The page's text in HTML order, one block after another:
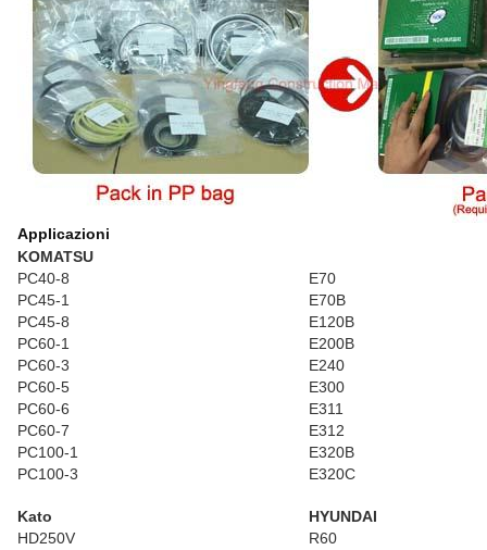
Applicazioni
KOMATSU
PC40-8
E70
PC45-1
E70B
PC45-8
E120B
PC60-1
E200B
PC60-3
E240
PC60-5
E300
PC60-6
E311
PC60-7
E312
PC100-1
E320B
PC100-3
E320C
Kato
HYUNDAI
HD250V
R60